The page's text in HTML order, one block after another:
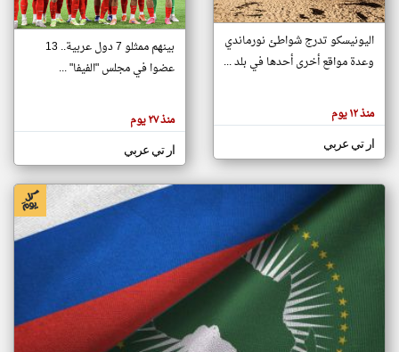
تغيير الدولة
اخبار جزر القمر على مدار الساعة
أهم اخبار جزر القمر العاجلة والمباشرة
هنا عن
وجهة
كاتبيها.
اليونيسكو تدرج شواطئ نورماندي
وعدة مواقع أخرى أحدها في بلد ...
منذ ١٢ يوم
ار تي عربي
بينهم ممثلو 7 دول عربية.. 13
عضوا في مجلس "الفيفا" ...
منذ ٢٧ يوم
ار تي عربي
klyoum.com